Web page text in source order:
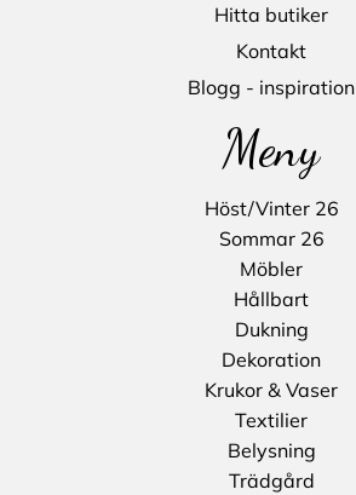
Hitta butiker
Kontakt
Blogg - inspiration
Meny
Höst/Vinter 26
Sommar 26
Möbler
Hållbart
Dukning
Dekoration
Krukor & Vaser
Textilier
Belysning
Trädgård